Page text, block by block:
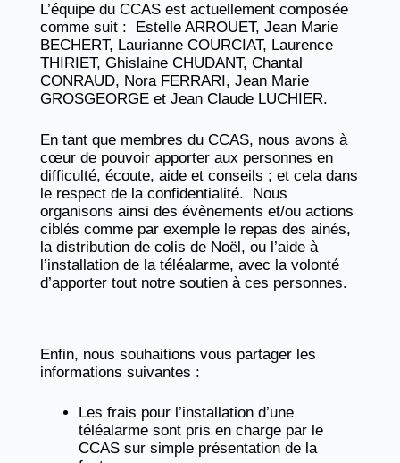
L’équipe du CCAS est actuellement composée
comme suit : Estelle ARROUET, Jean Marie
BECHERT, Laurianne COURCIAT, Laurence
THIRIET, Ghislaine CHUDANT, Chantal
CONRAUD, Nora FERRARI, Jean Marie
GROSGEORGE et Jean Claude LUCHIER.
En tant que membres du CCAS, nous avons à
cœur de pouvoir apporter aux personnes en
difficulté, écoute, aide et conseils ; et cela dans
le respect de la confidentialité. Nous
organisons ainsi des évènements et/ou actions
ciblés comme par exemple le repas des ainés,
la distribution de colis de Noël, ou l’aide à
l’installation de la téléalarme, avec la volonté
d’apporter tout notre soutien à ces personnes.
Enfin, nous souhaitions vous partager les
informations suivantes :
Les frais pour l’installation d’une
téléalarme sont pris en charge par le
CCAS sur simple présentation de la